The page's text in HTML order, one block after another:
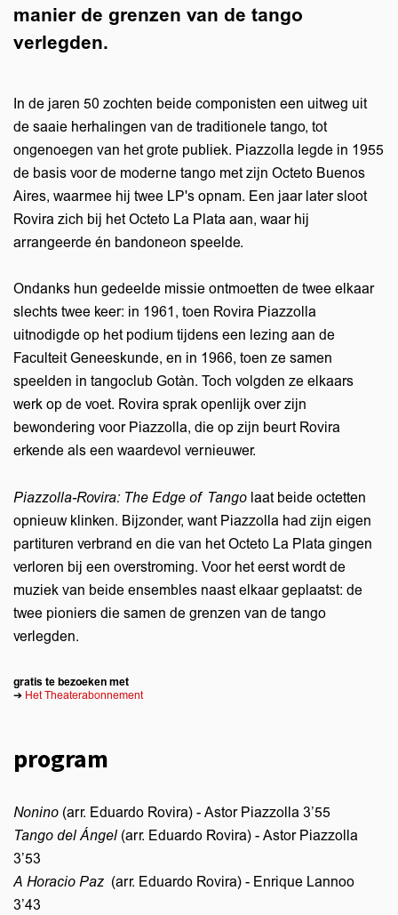
manier de grenzen van de tango
verlegden.
In de jaren 50 zochten beide componisten een uitweg uit
de saaie herhalingen van de traditionele tango, tot
ongenoegen van het grote publiek. Piazzolla legde in 1955
de basis voor de moderne tango met zijn Octeto Buenos
Aires, waarmee hij twee LP's opnam. Een jaar later sloot
Rovira zich bij het Octeto La Plata aan, waar hij
arrangeerde én bandoneon speelde.
Ondanks hun gedeelde missie ontmoetten de twee elkaar
slechts twee keer: in 1961, toen Rovira Piazzolla
uitnodigde op het podium tijdens een lezing aan de
Faculteit Geneeskunde, en in 1966, toen ze samen
speelden in tangoclub Gotàn. Toch volgden ze elkaars
werk op de voet. Rovira sprak openlijk over zijn
bewondering voor Piazzolla, die op zijn beurt Rovira
erkende als een waardevol vernieuwer.
Piazzolla-Rovira: The Edge of Tango laat beide octetten
opnieuw klinken. Bijzonder, want Piazzolla had zijn eigen
partituren verbrand en die van het Octeto La Plata gingen
verloren bij een overstroming. Voor het eerst wordt de
muziek van beide ensembles naast elkaar geplaatst: de
twee pioniers die samen de grenzen van de tango
verlegden.
gratis te bezoeken met
➔ Het Theaterabonnement
program
Nonino (arr. Eduardo Rovira) - Astor Piazzolla 3’55
Tango del Ángel (arr. Eduardo Rovira) - Astor Piazzolla
3’53
A Horacio Paz (arr. Eduardo Rovira) - Enrique Lannoo
3’43